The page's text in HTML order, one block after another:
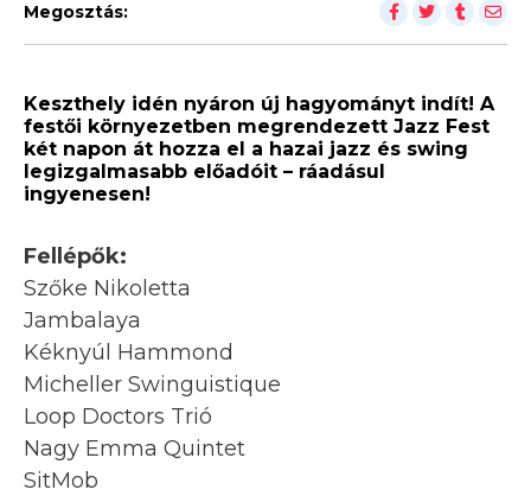
Megosztás:
Keszthely idén nyáron új hagyományt indít! A
festői környezetben megrendezett Jazz Fest
két napon át hozza el a hazai jazz és swing
legizgalmasabb előadóit – ráadásul
ingyenesen!
Fellépők:
Szőke Nikoletta
Jambalaya
Kéknyúl Hammond
Micheller Swinguistique
Loop Doctors Trió
Nagy Emma Quintet
SitMob